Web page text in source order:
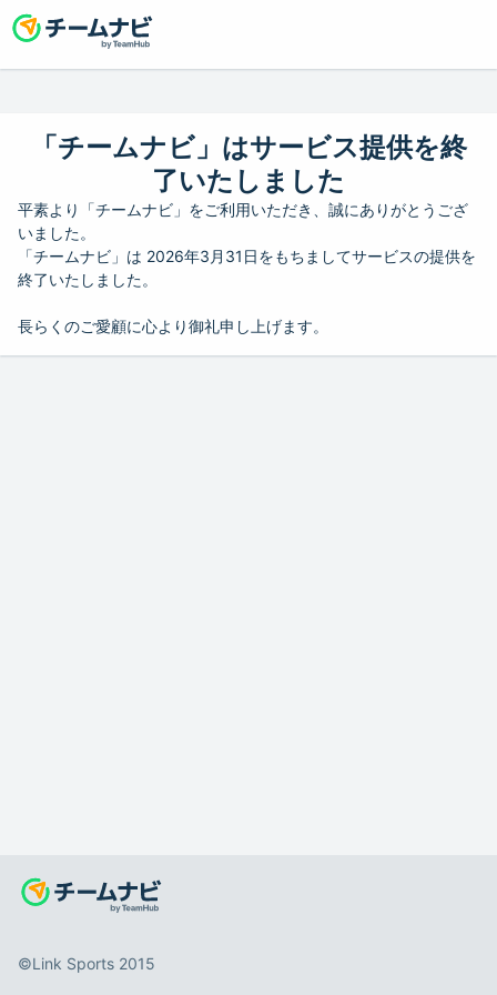
「チームナビ」はサービス提供を終
了いたしました
平素より「チームナビ」をご利用いただき、誠にありがとうござ
いました。
「チームナビ」は 2026年3月31日をもちましてサービスの提供を
終了いたしました。
長らくのご愛顧に心より御礼申し上げます。
©️Link Sports 2015